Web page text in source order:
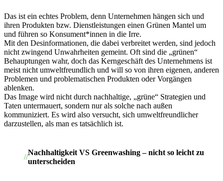
Das ist ein echtes Problem, denn Unternehmen hängen sich und
ihren Produkten bzw. Dienstleistungen einen Grünen Mantel um
und führen so Konsument*innen in die Irre.
Mit den Desinformationen, die dabei verbreitet werden, sind jedoch
nicht zwingend Unwahrheiten gemeint. Oft sind die „grünen“
Behauptungen wahr, doch das Kerngeschäft des Unternehmens ist
meist nicht umweltfreundlich und will so von ihren eigenen, anderen
Problemen und problematischen Produkten oder Vorgängen
ablenken.
Das Image wird nicht durch nachhaltige, „grüne“ Strategien und
Taten untermauert, sondern nur als solche nach außen
kommuniziert. Es wird also versucht, sich umweltfreundlicher
darzustellen, als man es tatsächlich ist.
Nachhaltigkeit VS Greenwashing – nicht so leicht zu
unterscheiden